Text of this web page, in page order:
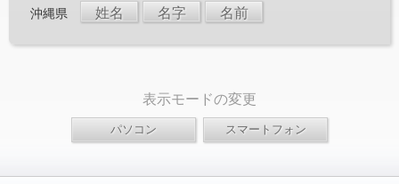
沖縄県 姓名 名字 名前
表示モードの変更